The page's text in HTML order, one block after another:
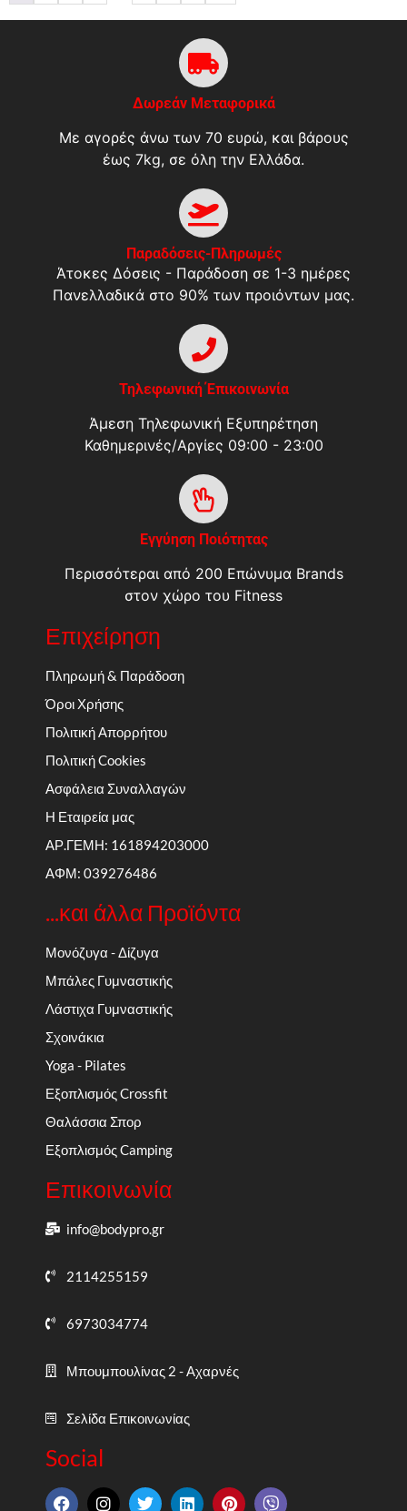
Δωρεάν Μεταφορικά
Με αγορές άνω των 70 ευρώ, και βάρους
έως 7kg, σε όλη την Ελλάδα.
Παραδόσεις-Πληρωμές
Άτοκες Δόσεις - Παράδοση σε 1-3 ημέρες
Πανελλαδικά στο 90% των προιόντων μας.
Τηλεφωνική Έπικοινωνία
Άμεση Τηλεφωνική Εξυπηρέτηση
Καθημερινές/Αργίες 09:00 - 23:00
Εγγύηση Ποιότητας
Περισσότεραι από 200 Επώνυμα Brands
στον χώρο του Fitness
Επιχείρηση
Πληρωμή & Παράδοση
Όροι Χρήσης
Πολιτική Απορρήτου
Πολιτική Cookies
Ασφάλεια Συναλλαγών
Η Εταιρεία μας
ΑΡ.ΓΕΜΗ: 161894203000
ΑΦΜ: 039276486
...και άλλα Προϊόντα
Μονόζυγα - Δίζυγα
Μπάλες Γυμναστικής
Λάστιχα Γυμναστικής
Σχοινάκια
Yoga - Pilates
Εξοπλισμός Crossfit
Θαλάσσια Σπορ
Εξοπλισμός Camping
Επικοινωνία
info@bodypro.gr
2114255159
6973034774
Μπουμπουλίνας 2 - Αχαρνές
Σελίδα Επικοινωνίας
Social